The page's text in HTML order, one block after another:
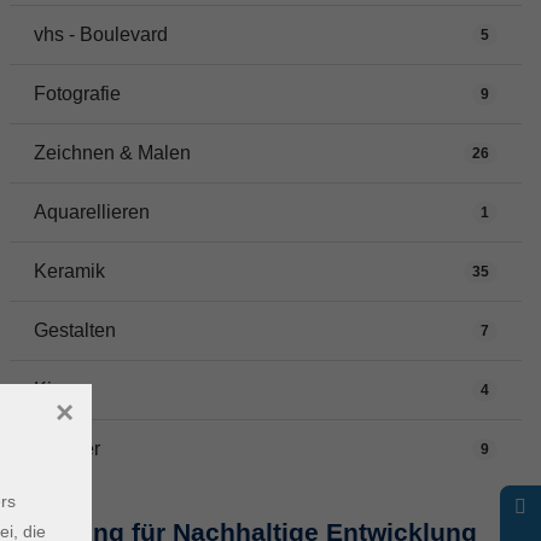
vhs - Boulevard 5
Fotografie 9
Zeichnen & Malen 26
Aquarellieren 1
Keramik 35
Gestalten 7
Kino 4
Theater 9
Bildung für Nachhaltige Entwicklung
die
×